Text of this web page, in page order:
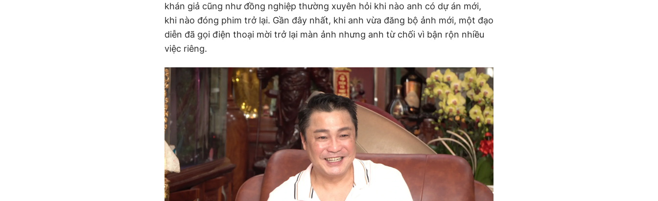
khán giả cũng như đồng nghiệp thường xuyên hỏi khi nào anh có dự án mới,
khi nào đóng phim trở lại. Gần đây nhất, khi anh vừa đăng bộ ảnh mới, một đạo
diễn đã gọi điện thoại mời trở lại màn ảnh nhưng anh từ chối vì bận rộn nhiều
việc riêng.